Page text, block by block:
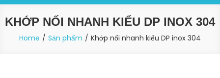
KHỚP NỐI NHANH KIỂU DP INOX 304
Home Sản phẩm Khớp nối nhanh kiểu DP inox 304